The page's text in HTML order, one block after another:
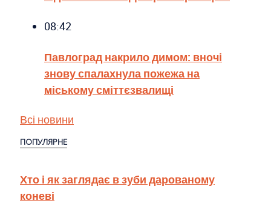
08:42
Павлоград накрило димом: вночі
знову спалахнула пожежа на
міському сміттєзвалищі
Всі новини
ПОПУЛЯРНЕ
Хто і як заглядає в зуби дарованому
коневі